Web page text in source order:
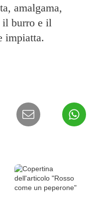
amalgama,
il burro e il
impiatta.